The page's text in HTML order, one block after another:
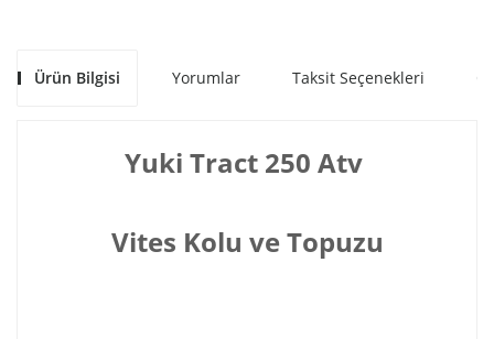
Ürün Bilgisi Yorumlar Taksit Seçenekleri
Yuki Tract 250 Atv
Vites Kolu ve Topuzu